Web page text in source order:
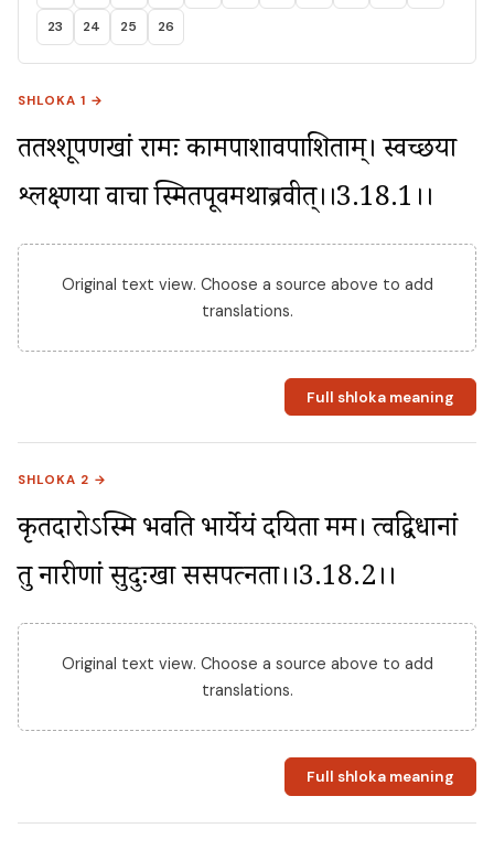
23 24 25 26
SHLOKA 1 →
ततश्शूर्पणखां रामः कामपाशावपाशिताम्। स्वच्छया
श्लक्ष्णया वाचा स्मितपूर्वमथाब्रवीत्।।3.18.1।।
Original text view. Choose a source above to add
translations.
Full shloka meaning
SHLOKA 2 →
कृतदारोऽस्मि भवति भार्येयं दयिता मम। त्वद्विधानां
तु नारीणां सुदुःखा ससपत्नता।।3.18.2।।
Original text view. Choose a source above to add
translations.
Full shloka meaning